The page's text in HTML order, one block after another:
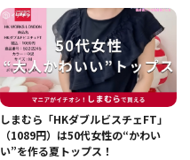
しまむら「HKダブルビスチェFT」
（1089円）は50代女性の“かわい
い”を作る夏トップス！